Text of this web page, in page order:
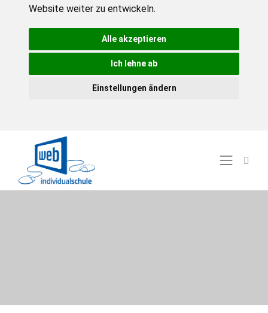
Website weiter zu entwickeln.
Alle akzeptieren
Ich lehne ab
Einstellungen ändern